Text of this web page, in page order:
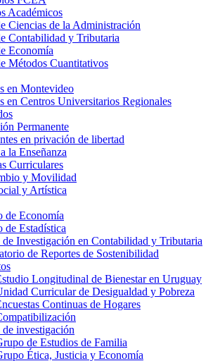
Académicos
Ciencias de la Administración
Contabilidad y Tributaria
Economía
Métodos Cuantitativos
en Montevideo
en Centros Universitarios Regionales
Permanente
en privación de libertad
la Enseñanza
Curriculares
y Movilidad
y Artística
de Economía
de Estadística
Investigación en Contabilidad y Tributaria
de Reportes de Sostenibilidad
Longitudinal de Bienestar en Uruguay
Curricular de Desigualdad y Pobreza
Continuas de Hogares
investigación
de Estudios de Familia
Ética, Justicia y Economía